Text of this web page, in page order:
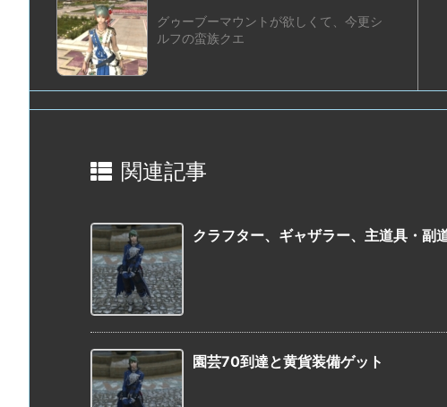
グゥーブーマウントが欲しくて、今更シ
ルフの蛮族クエ
関連記事
クラフター、ギャザラー、主道具・副
園芸70到達と黄貨装備ゲット